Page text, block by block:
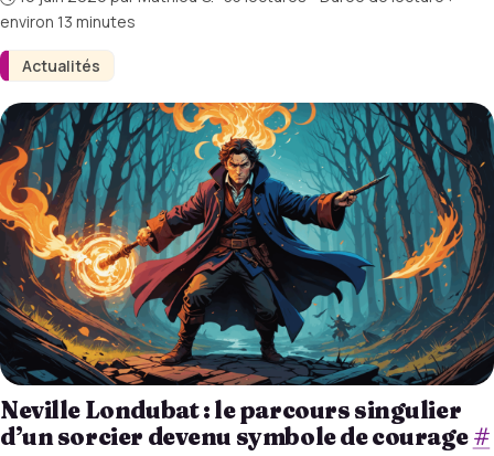
Actualités
environ 13 minutes
Neville Londubat : le parcours singulier
d’un sorcier devenu symbole de courage#